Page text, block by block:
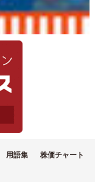
用語集 株価チャート